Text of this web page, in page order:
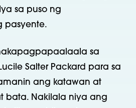
sa puso ng
pasyente.
sa
Salter Packard para sa
ang katawan at
bata. Nakilala niya ang